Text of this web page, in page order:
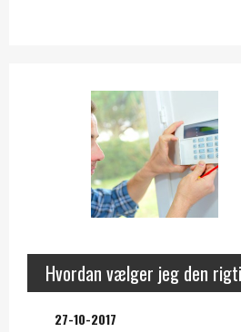
Hvordan vælger jeg den
27-10-2017